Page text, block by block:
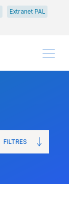
Extranet PAL
OUVRIR
LES
FILTRES